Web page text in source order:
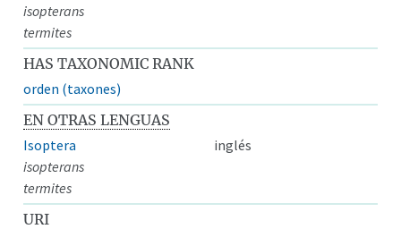
isopterans
termites
HAS TAXONOMIC RANK
orden (taxones)
EN OTRAS LENGUAS
Isoptera
inglés
isopterans
termites
URI